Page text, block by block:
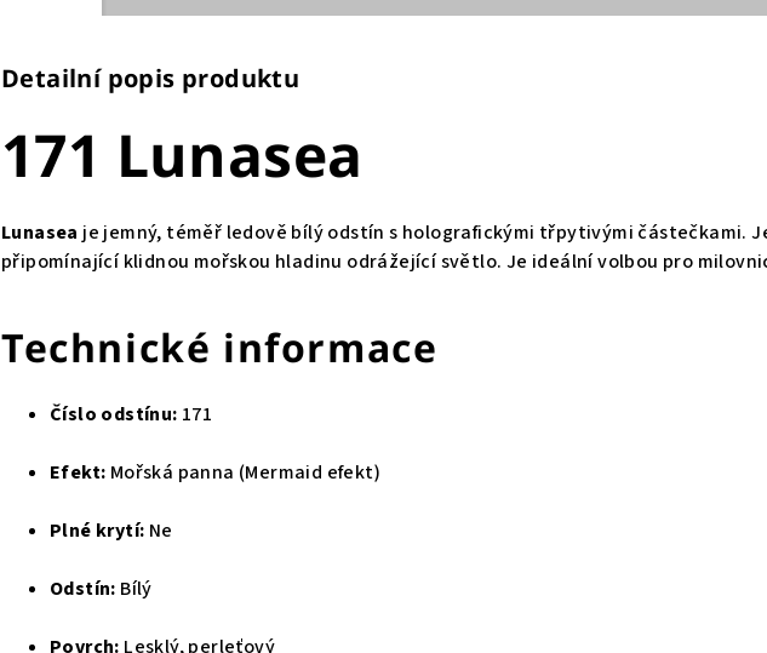
Detailní popis produktu
171 Lunasea
Lunasea je jemný, téměř ledově bílý odstín s holografickými třpytivými částečkami.
připomínající klidnou mořskou hladinu odrážející světlo. Je ideální volbou pro
Technické informace
Číslo odstínu: 171
Efekt: Mořská panna (Mermaid efekt)
Plné krytí: Ne
Odstín: Bílý
Povrch: Lesklý, perleťový